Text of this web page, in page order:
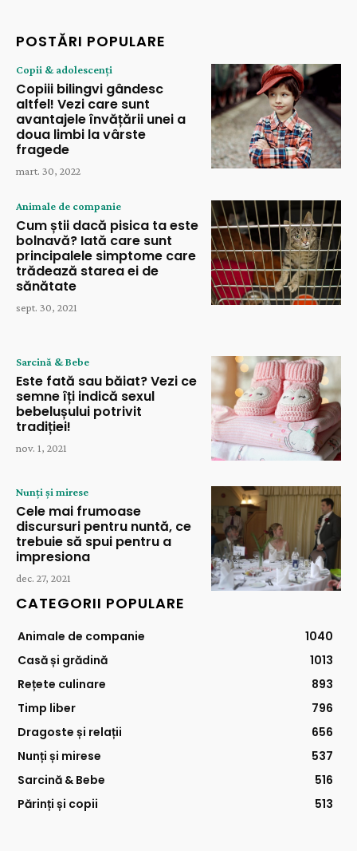
POSTĂRI POPULARE
Copii & adolescenți
Copiii bilingvi gândesc
altfel! Vezi care sunt
avantajele învățării unei a
doua limbi la vârste
fragede
mart. 30, 2022
Animale de companie
Cum știi dacă pisica ta este
bolnavă? Iată care sunt
principalele simptome care
trădează starea ei de
sănătate
sept. 30, 2021
Sarcină & Bebe
Este fată sau băiat? Vezi ce
semne îți indică sexul
bebelușului potrivit
tradiției!
nov. 1, 2021
Nunți și mirese
Cele mai frumoase
discursuri pentru nuntă, ce
trebuie să spui pentru a
impresiona
dec. 27, 2021
CATEGORII POPULARE
Animale de companie
1040
Casă și grădină
1013
Rețete culinare
893
Timp liber
796
Dragoste și relații
656
Nunți și mirese
537
Sarcină & Bebe
516
Părinți și copii
513